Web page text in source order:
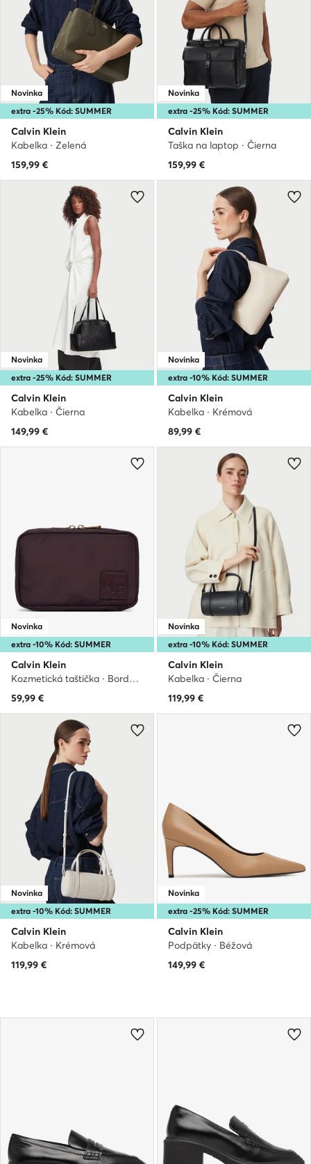
extra -25% Kód: SUMMER
Novinka
Calvin Klein
Kabelka · Zelená
159,99 €
extra -25% Kód: SUMMER
Novinka
Calvin Klein
Taška na laptop · Čierna
159,99 €
extra -25% Kód: SUMMER
Novinka
Calvin Klein
Kabelka · Čierna
149,99 €
extra -10% Kód: SUMMER
Novinka
Calvin Klein
Kabelka · Krémová
89,99 €
extra -10% Kód: SUMMER
Novinka
Calvin Klein
Kozmetická taštička · Bordová
59,99 €
extra -10% Kód: SUMMER
Novinka
Calvin Klein
Kabelka · Čierna
119,99 €
extra -10% Kód: SUMMER
Novinka
Calvin Klein
Kabelka · Krémová
119,99 €
extra -25% Kód: SUMMER
Novinka
Calvin Klein
Podpätky · Béžová
149,99 €